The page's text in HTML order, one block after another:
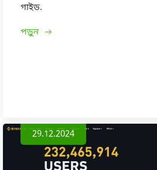
গাইড.
পড়ুন
29.12.2024